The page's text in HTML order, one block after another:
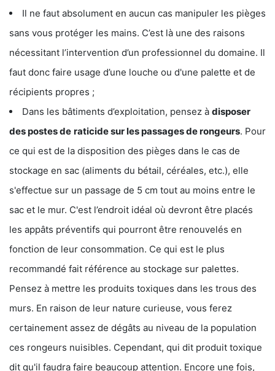
Il ne faut absolument en aucun cas manipuler les pièges
sans vous protéger les mains. C’est là une des raisons
nécessitant l’intervention d’un professionnel du domaine. Il
faut donc faire usage d’une louche ou d'une palette et de
récipients propres ;
Dans les bâtiments d’exploitation, pensez à disposer
des postes de raticide sur les passages de rongeurs. Pour
ce qui est de la disposition des pièges dans le cas de
stockage en sac (aliments du bétail, céréales, etc.), elle
s'effectue sur un passage de 5 cm tout au moins entre le
sac et le mur. C'est l’endroit idéal où devront être placés
les appâts préventifs qui pourront être renouvelés en
fonction de leur consommation. Ce qui est le plus
recommandé fait référence au stockage sur palettes.
Pensez à mettre les produits toxiques dans les trous des
murs. En raison de leur nature curieuse, vous ferez
certainement assez de dégâts au niveau de la population
ces rongeurs nuisibles. Cependant, qui dit produit toxique
dit qu'il faudra faire beaucoup attention. Encore une fois,